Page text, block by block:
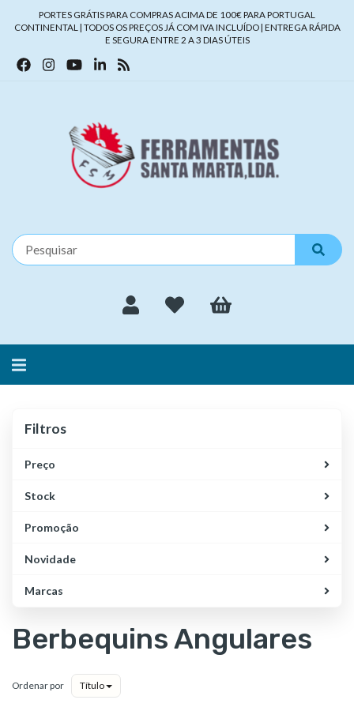
PORTES GRÁTIS PARA COMPRAS ACIMA DE 100€ PARA PORTUGAL
CONTINENTAL | TODOS OS PREÇOS JÁ COM IVA INCLUÍDO | ENTREGA RÁPIDA
E SEGURA ENTRE 2 A 3 DIAS ÚTEIS
Alternar
Filtros
Preço
Stock
Promoção
Novidade
Marcas
Berbequins Angulares
Ordenar por Título